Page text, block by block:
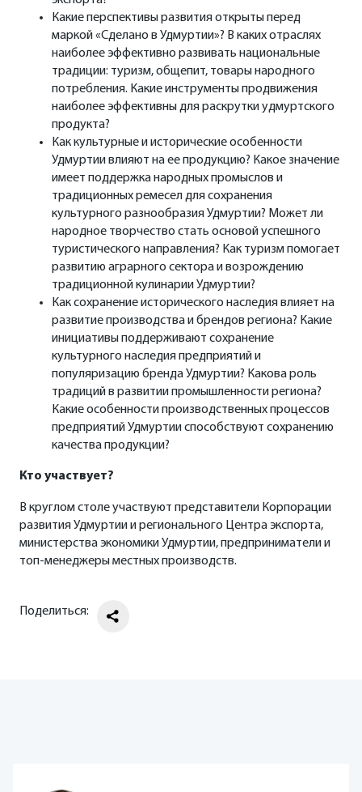
Какие перспективы развития открыты перед
маркой «Сделано в Удмуртии»? В каких отраслях
наиболее эффективно развивать национальные
традиции: туризм, общепит, товары народного
потребления. Какие инструменты продвижения
наиболее эффективны для раскрутки удмуртского
продукта?
Как культурные и исторические особенности
Удмуртии влияют на ее продукцию? Какое значение
имеет поддержка народных промыслов и
традиционных ремесел для сохранения
культурного разнообразия Удмуртии? Может ли
народное творчество стать основой успешного
туристического направления? Как туризм помогает
развитию аграрного сектора и возрождению
традиционной кулинарии Удмуртии?
Как сохранение исторического наследия влияет на
развитие производства и брендов региона? Какие
инициативы поддерживают сохранение
культурного наследия предприятий и
популяризацию бренда Удмуртии? Какова роль
традиций в развитии промышленности региона?
Какие особенности производственных процессов
предприятий Удмуртии способствуют сохранению
качества продукции?
Кто участвует?
В круглом столе участвуют представители Корпорации
развития Удмуртии и регионального Центра экспорта,
министерства экономики Удмуртии, предприниматели и
топ-менеджеры местных производств.
Чтобы предприниматели могли не
просто создавать, но и продвигать
продукцию, Корпорация развития
региона выстраивает экосистему
поддержки — от инфраструктуры до
экспорта.
Поделиться: